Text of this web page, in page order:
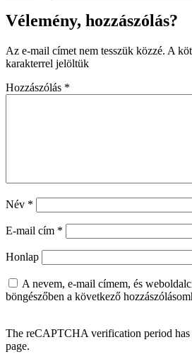
Vélemény, hozzászólás?
Az e-mail címet nem tesszük közzé. A
karakterrel jelöltük
Hozzászólás *
Név *
E-mail cím *
Honlap
A nevem, e-mail címem, és
böngészőben a következő
The reCAPTCHA verification period has
page.